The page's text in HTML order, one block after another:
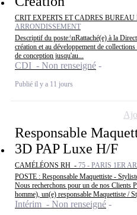
CRIT EXPERTS ET CADRES
ARRONDISSEMENT
Descriptif du poste:\nRattaché(e) à la
création et au développement de
de conception jusqu'au...
CDI - Non renseigné
Publié il y a 11 jours
Responsable
3D PAP Luxe H/F
CAMÉLÉONS RH - 75 - PARIS 1ER
POSTE : Responsable Maquettiste -
Nous recherchons pour un de nos Clients
homme), un(e) responsable Maquettiste /
Intérim - Non renseigné